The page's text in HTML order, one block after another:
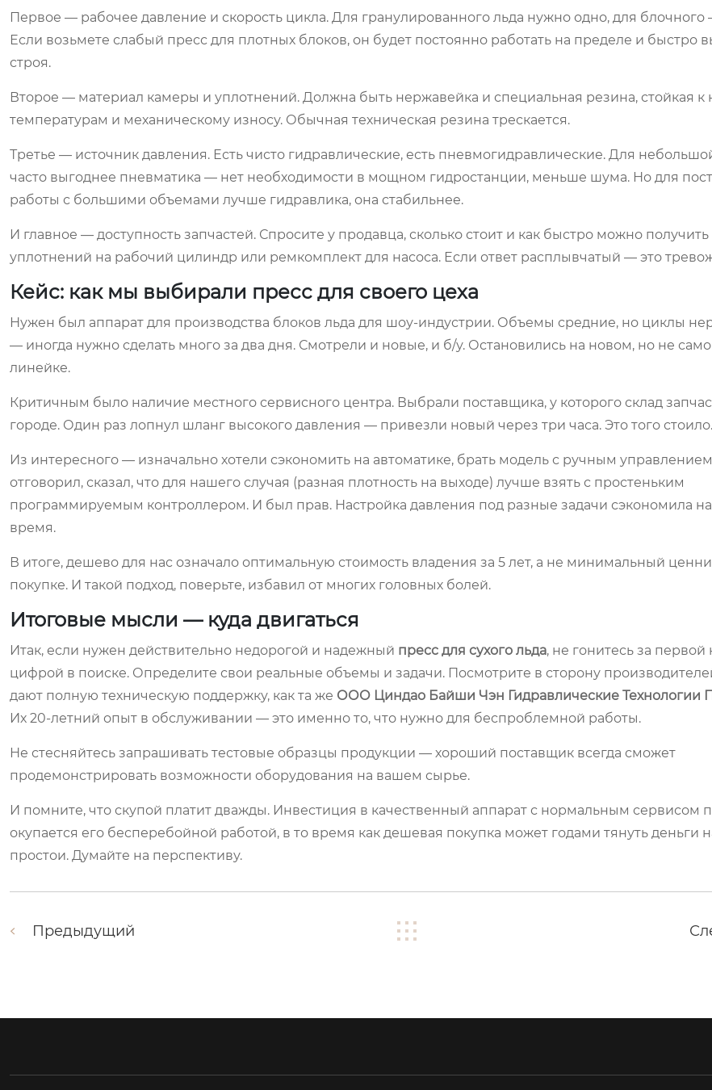
Первое — рабочее давление и скорость цикла. Для гранулированного льда нужно одно, для блочного
Если возьмете слабый пресс для плотных блоков, он будет постоянно работать на пределе и быстро
строя.
Второе — материал камеры и уплотнений. Должна быть нержавейка и специальная резина, стойкая к
температурам и механическому износу. Обычная техническая резина трескается.
Третье — источник давления. Есть чисто гидравлические, есть пневмогидравлические. Для
часто выгоднее пневматика — нет необходимости в мощном гидростанции, меньше шума. Но для
работы с большими объемами лучше гидравлика, она стабильнее.
И главное — доступность запчастей. Спросите у продавца, сколько стоит и как быстро можно
уплотнений на рабочий цилиндр или ремкомплект для насоса. Если ответ расплывчатый — это
Кейс: как мы выбирали пресс для своего цеха
Нужен был аппарат для производства блоков льда для шоу-индустрии. Объемы средние, но циклы
— иногда нужно сделать много за два дня. Смотрели и новые, и б/у. Остановились на новом, но не
линейке.
Критичным было наличие местного сервисного центра. Выбрали поставщика, у которого склад
городе. Один раз лопнул шланг высокого давления — привезли новый через три часа. Это того стоило.
Из интересного — изначально хотели сэкономить на автоматике, брать модель с ручным
отговорил, сказал, что для нашего случая (разная плотность на выходе) лучше взять с простеньким
программируемым контроллером. И был прав. Настройка давления под разные задачи сэкономила
время.
В итоге, дешево для нас означало оптимальную стоимость владения за 5 лет, а не минимальный
покупке. И такой подход, поверьте, избавил от многих головных болей.
Итоговые мысли — куда двигаться
Итак, если нужен действительно недорогой и надежный пресс для сухого льда, не гонитесь за первой
цифрой в поиске. Определите свои реальные объемы и задачи. Посмотрите в сторону
дают полную техническую поддержку, как та же ООО Циндао Байши Чэн Гидравлические Технологии
Их 20-летний опыт в обслуживании — это именно то, что нужно для беспроблемной работы.
Не стесняйтесь запрашивать тестовые образцы продукции — хороший поставщик всегда сможет
продемонстрировать возможности оборудования на вашем сырье.
И помните, что скупой платит дважды. Инвестиция в качественный аппарат с нормальным сервисом
окупается его бесперебойной работой, в то время как дешевая покупка может годами тянуть деньги
простои. Думайте на перспективу.
Предыдущий